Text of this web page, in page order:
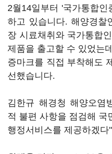
2월14일부터 '국가통합인
하고 있습니다. 해양경찰
장 시료채취와 국가통합
제품을 출고할 수 있었는
증마크를 직접 부착해도
선했습니다.
김한규 해경청 해양오염
적 불편 사항을 점검해 국
행정서비스를 제공하겠다